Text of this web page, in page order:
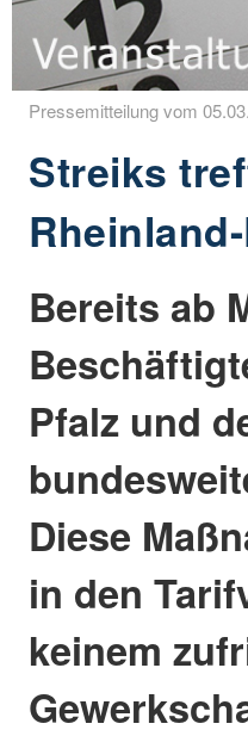
Pressemitteilung vom
Streiks
Bereits ab
Pfalz und
Diese
in den
keinem